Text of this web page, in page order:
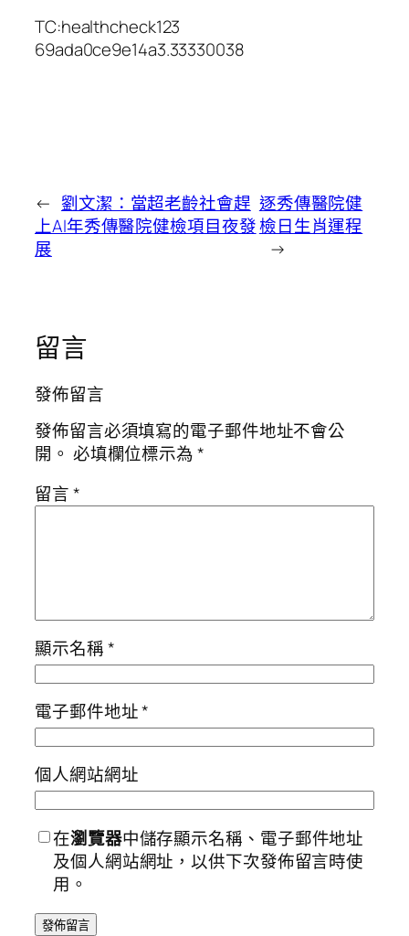
TC:healthcheck123
69ada0ce9e14a3.33330038
← 劉文潔：當超老齡社會趕
上AI年秀傳醫院健檢項目夜發
展
逐秀傳醫院健
檢日生肖運程
→
留言
發佈留言
發佈留言必須填寫的電子郵件地址不會公
開。 必填欄位標示為*
留言*
顯示名稱*
電子郵件地址*
個人網站網址
在瀏覽器中儲存顯示名稱、電子郵件地址
及個人網站網址，以供下次發佈留言時使
用。